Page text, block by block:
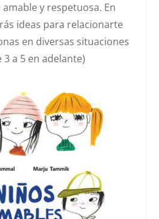
y respetuosa. En
ideas para relacionarte
en diversas situaciones
a 5 en adelante)